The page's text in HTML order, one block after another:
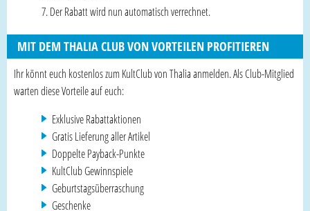
Der Rabatt wird nun automatisch verrechnet.
MIT DEM THALIA CLUB VON VORTEILEN PROFITIEREN
Ihr könnt euch kostenlos zum KultClub von Thalia anmelden. Als Club-Mitglied
warten diese Vorteile auf euch:
Exklusive Rabattaktionen
Gratis Lieferung aller Artikel
Doppelte Payback-Punkte
KultClub Gewinnspiele
Geburtstagsüberraschung
Geschenke